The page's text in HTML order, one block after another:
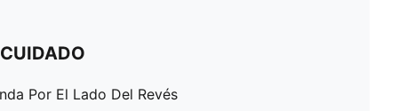
Por El Lado Del Revés